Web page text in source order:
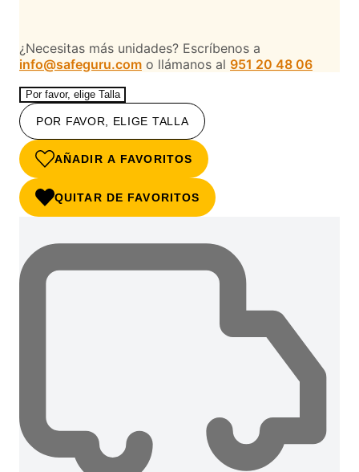
¿Necesitas más unidades? Escríbenos a
info@safeguru.com o llámanos al 951 20 48 06
Por favor, elige Talla
POR FAVOR, ELIGE TALLA
AÑADIR A FAVORITOS
QUITAR DE FAVORITOS